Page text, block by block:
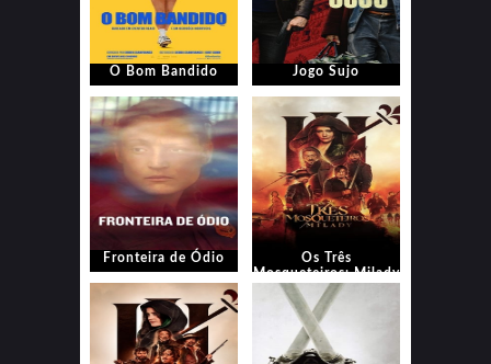
O Bom Bandido Jogo Sujo
Fronteira de Ódio
Os Três
Mosqueteiros: Milady